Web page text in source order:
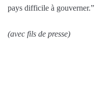
pays difficile à gouverner.”
(avec fils de presse)